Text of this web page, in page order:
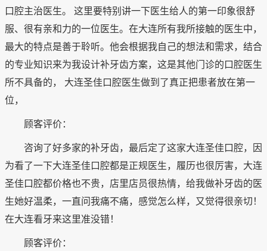
口腔主治医生。 这里要特别讲一下医生给人的第一印象很舒
服、很有亲和力的一位医生。在大连所有我所接触的医生中，
最大的特点是善于聆听。他会根据我自己的想法和需求，结合
的专业知识来为我设计补牙齿方案，这是其他门诊的口腔医生
所不具备的， 大连圣佳口腔医生做到了真正把患者放在第一
位，
顾客评价：
咨询了好多家的补牙齿，最后定了这家大连圣佳口腔，因
为看了一下大连圣佳口腔都是正规医生，履历也很厉害，大连
圣佳口腔都价格也不贵，店里店员很热情，给我做补牙齿的医
生她好温柔，一直问我痛不痛，感觉怎么样，又觉得很亲切！
在大连看牙来这里准没错！
顾客评价：